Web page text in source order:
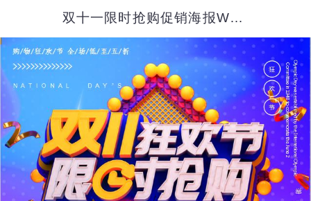
双十一限时抢购促销海报Word模板